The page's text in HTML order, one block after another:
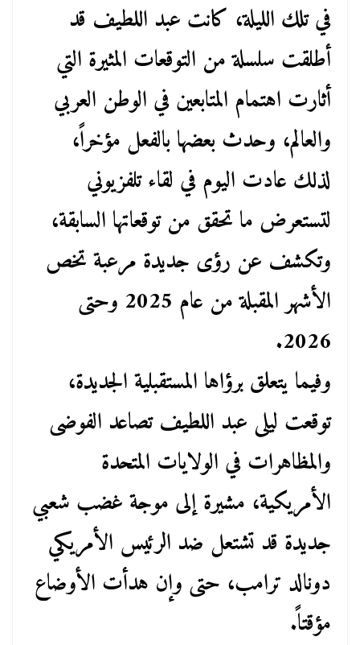
في تلك الليلة، كانت عبد اللطيف قد
أطلقت سلسلة من التوقعات المثيرة التي
أثارت اهتمام المتابعين في الوطن العربي
والعالم، وحدث بعضها بالفعل مؤخراً،
لذلك عادت اليوم في لقاء تلفزيوني
لتستعرض ما تحقق من توقعاتها السابقة،
وتكشف عن رؤى جديدة مرعبة تخص
الأشهر المقبلة من عام 2025 وحتى
2026.
وفيما يتعلق برؤاها المستقبلية الجديدة،
توقعت ليلى عبد اللطيف تصاعد الفوضى
والمظاهرات في الولايات المتحدة
الأمريكية، مشيرة إلى موجة غضب شعبي
جديدة قد تشتعل ضد الرئيس الأمريكي
دونالد ترامب، حتى وإن هدأت الأوضاع
مؤقتاً.